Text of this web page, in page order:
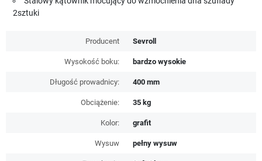
2sztuki
Producent Sevroll
Wysokość boku: bardzo wysokie
Długość prowadnicy: 400 mm
Obciążenie: 35 kg
Kolor: grafit
Wysuw pełny wysuw